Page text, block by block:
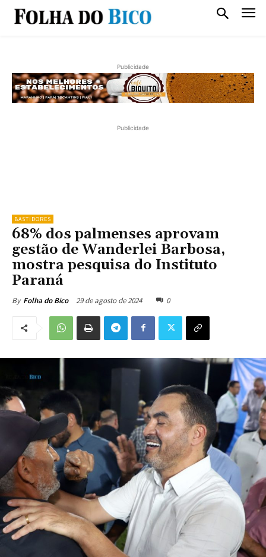
Publicidade
Publicidade
BASTIDORES
68% dos palmenses aprovam
gestão de Wanderlei Barbosa,
mostra pesquisa do Instituto
Paraná
By Folha do Bico 29 de agosto de 2024 0